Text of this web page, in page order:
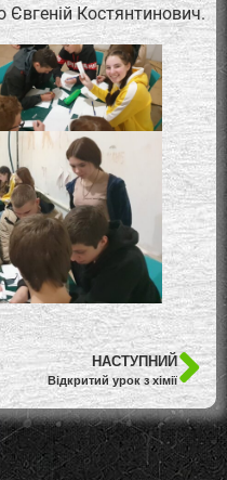
Костянтинович.
НАСТУПНИЙ
Відкритий урок з хімії